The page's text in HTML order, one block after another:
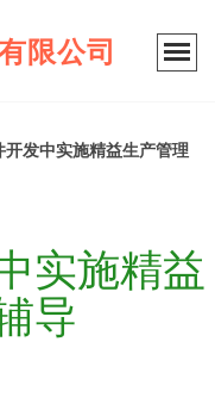
限公司
开发中实施精益生产管理
实施精益
导